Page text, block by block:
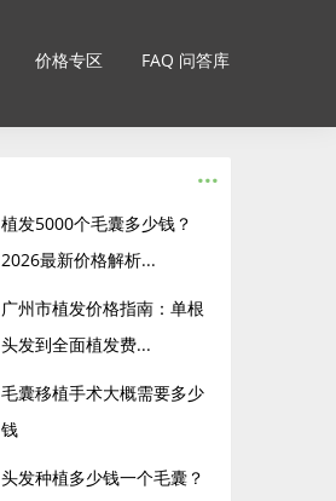
价格专区 FAQ 问答库
...
‌植发5000个毛囊多少钱？
2026最新价格解析...
广州市植发价格指南：单根
头发到全面植发费...
毛囊移植手术大概需要多少
钱
头发种植多少钱一个毛囊？